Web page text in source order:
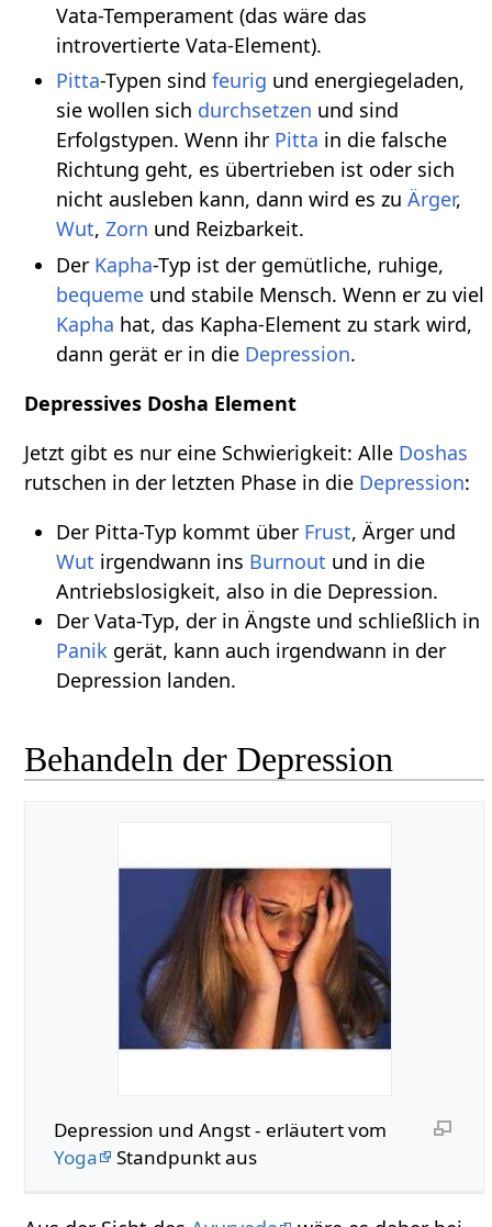
Vata-Temperament (das wäre das
introvertierte Vata-Element).
Pitta-Typen sind feurig und energiegeladen,
sie wollen sich durchsetzen und sind
Erfolgstypen. Wenn ihr Pitta in die falsche
Richtung geht, es übertrieben ist oder sich
nicht ausleben kann, dann wird es zu Ärger,
Wut, Zorn und Reizbarkeit.
Der Kapha-Typ ist der gemütliche, ruhige,
bequemeund stabile Mensch. Wenn er zu viel
Kapha hat, das Kapha-Element zu stark wird,
dann gerät er in die Depression.
Depressives Dosha Element
Jetzt gibt es nur eine Schwierigkeit: Alle Doshas
rutschen in der letzten Phase in die Depression:
Der Pitta-Typ kommt über Frust, Ärger und
Wut irgendwann ins Burnout und in die
Antriebslosigkeit, also in die Depression.
Der Vata-Typ, der in Ängste und schließlich in
Panik gerät, kann auch irgendwann in der
Depression landen.
Behandeln der Depression
Depression und Angst - erläutert vom
Yoga
Standpunkt aus